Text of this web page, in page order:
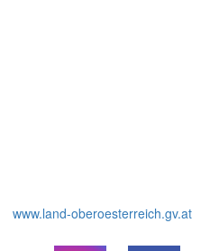
www.land-oberoesterreich.gv.at